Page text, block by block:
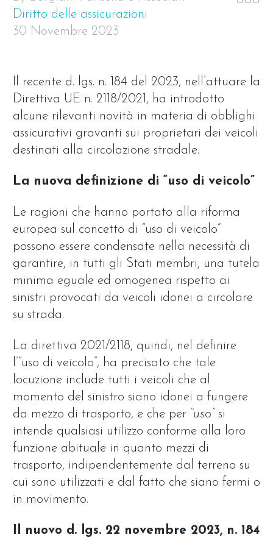
Diritto delle assicurazioni
30 Novembre 2023
Il recente d. lgs. n. 184 del 2023, nell’attuare la
Direttiva UE n. 2118/2021, ha introdotto
alcune rilevanti novità in materia di obblighi
assicurativi gravanti sui proprietari dei veicoli
destinati alla circolazione stradale.
La nuova definizione di “uso di veicolo”
Le ragioni che hanno portato alla riforma
europea sul concetto di “uso di veicolo”
possono essere condensate nella necessità di
garantire, in tutti gli Stati membri, una tutela
minima eguale ed omogenea rispetto ai
sinistri provocati da veicoli idonei a circolare
su strada.
La direttiva 2021/2118, quindi, nel definire
l’“uso di veicolo”, ha precisato che tale
locuzione include tutti i veicoli che al
momento del sinistro siano idonei a fungere
da mezzo di trasporto, e che per “uso” si
intende qualsiasi utilizzo conforme alla loro
funzione abituale in quanto mezzi di
trasporto, indipendentemente dal terreno su
cui sono utilizzati e dal fatto che siano fermi o
in movimento.
Il nuovo d. lgs. 22 novembre 2023, n. 184